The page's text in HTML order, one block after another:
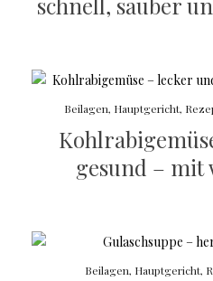
Beilagen, Hauptgericht,
gesund – mit
Beilagen, Hauptgericht,